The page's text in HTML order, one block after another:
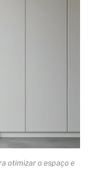
otimizar o espaço e